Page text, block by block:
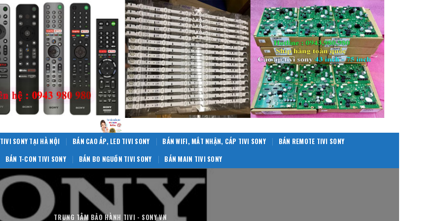
SONY TẠI HÀ NỘI BÁN CAO ÁP, LED TIVI SONY BÁN WIFI, MẮT NHẬN, CÁP TIVI SONY
BÁN REMOTE TIVI SONY
BÁN T-CON TIVI SONY
BÁN BO NGUỒN TIVI SONY BÁN MAIN TIVI SONY
TRUNG TÂM BẢO HÀNH TIVI - SONY VN